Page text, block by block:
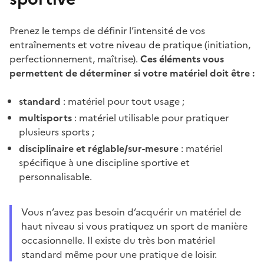
Prenez le temps de définir l’intensité de vos
entraînements et votre niveau de pratique (initiation,
perfectionnement, maîtrise). Ces éléments vous
permettent de déterminer si votre matériel doit être :
standard : matériel pour tout usage ;
multisports : matériel utilisable pour pratiquer
plusieurs sports ;
disciplinaire et réglable/sur-mesure : matériel
spécifique à une discipline sportive et
personnalisable.
Vous n’avez pas besoin d’acquérir un matériel de
haut niveau si vous pratiquez un sport de manière
occasionnelle. Il existe du très bon matériel
standard même pour une pratique de loisir.